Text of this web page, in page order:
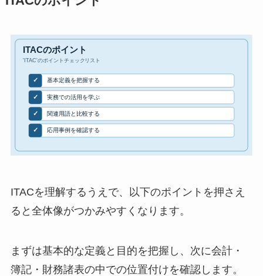
ITACを理解するうえで、以下のポイントを押さえ
ると全体像がつかみやすくなります。
まずは基本的な定義と目的を把握し、次に会計・
簿記・財務諸表の中での位置付けを確認します。